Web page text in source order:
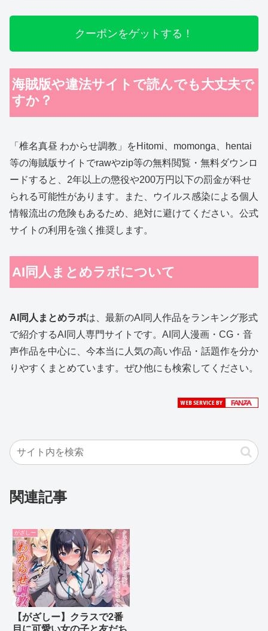
クーポンをゲットする！
海賊版や違法サイトで読んでも大丈夫で
すか？
「椎名真昼 わからせ調教」をHitomi、momonga、hentai
等の海賊版サイトでrawやzip等の無料閲覧・無料ダウンロ
ードすると、2年以上の懲役や200万円以下の罰金が科せ
られる可能性があります。また、ウイルス感染による個人
情報流出の危険もあるため、絶対に避けてください。公式
サイトの利用を強く推奨します。
AI同人まとめラボについて
AI同人まとめラボは、最新のAI同人作品をランキング形式
で紹介するAI同人専門サイトです。AI同人漫画・CG・音
声作品を中心に、今本当に人気の高い作品・話題作を分か
りやすくまとめています。ぜひ他にも検索してください。
関連記事
がざしー
【がざしー】クラスで2番
目に可愛い女の子と友だち